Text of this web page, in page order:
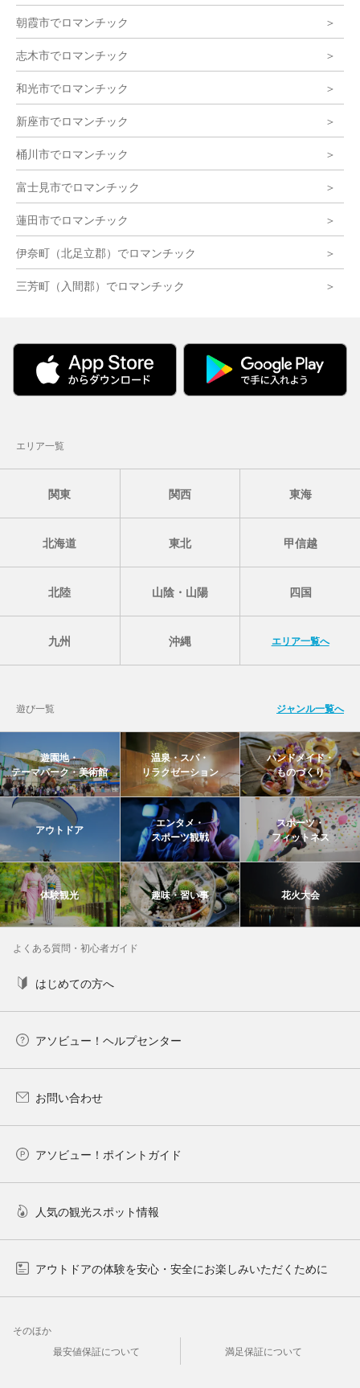
朝霞市でロマンチック
志木市でロマンチック
和光市でロマンチック
新座市でロマンチック
桶川市でロマンチック
富士見市でロマンチック
蓮田市でロマンチック
伊奈町（北足立郡）でロマンチック
三芳町（入間郡）でロマンチック
エリア一覧
関東 関西 東海
北海道 東北 甲信越
北陸 山陰・山陽 四国
九州 沖縄 エリア一覧へ
遊び一覧 ジャンル一覧へ
遊園地・
テーマパーク・美術館
温泉・スパ・
リラクゼーション
ハンドメイド・
ものづくり
アウトドア
エンタメ・
スポーツ観戦
スポーツ・
フィットネス
体験観光 趣味・習い事 花火大会
よくある質問・初心者ガイド
はじめての方へ
アソビュー！ヘルプセンター
お問い合わせ
アソビュー！ポイントガイド
人気の観光スポット情報
アウトドアの体験を安心・安全にお楽しみいただくために
そのほか
最安値保証について
満足保証について